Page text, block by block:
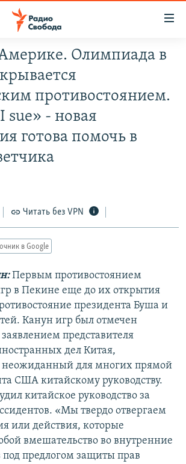
РАССЫЛКУ
РС
Олимпиада в
противостоянием.
sue» - новая
готова помочь в
Читать без VPN
в Google
Первым противостоянием
в Пекине еще до их открытия
президента Буша и
Канун игр был отмечен
представителя
дел Китая,
для многих прямой
США китайскому руководству.
китайское руководство за
«Мы твердо отвергаем
или действия, которые
вмешательство во внутренние
под предлогом защиты прав